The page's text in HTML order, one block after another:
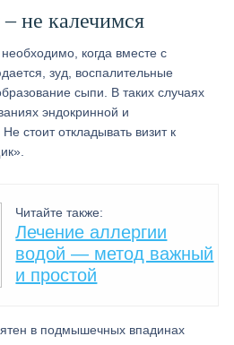
не калечимся
когда вместе с
зуд, воспалительные
сыпи. В таких случаях
эндокринной и
стоит откладывать визит к
Читайте также:
Лечение аллергии
водой — метод важный
и простой
в подмышечных впадинах